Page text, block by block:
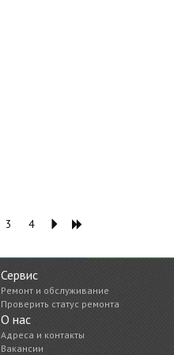
3 4
Сервис
Ремонт и обслуживание
Проверить статус ремонта
О нас
Адреса и контакты
Вакансии